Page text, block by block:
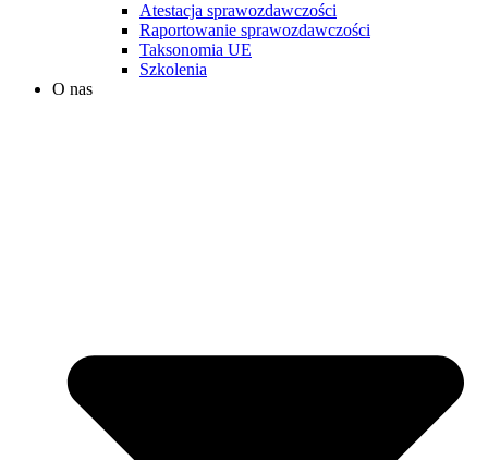
Atestacja sprawozdawczości
Raportowanie sprawozdawczości
Taksonomia UE
Szkolenia
O nas